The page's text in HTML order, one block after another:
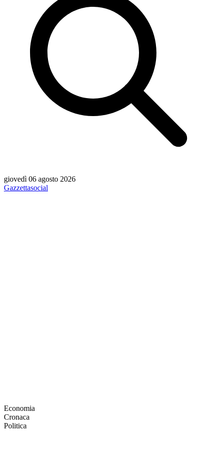
giovedì 06 agosto 2026
Gazzettasocial
Economia
Cronaca
Politica